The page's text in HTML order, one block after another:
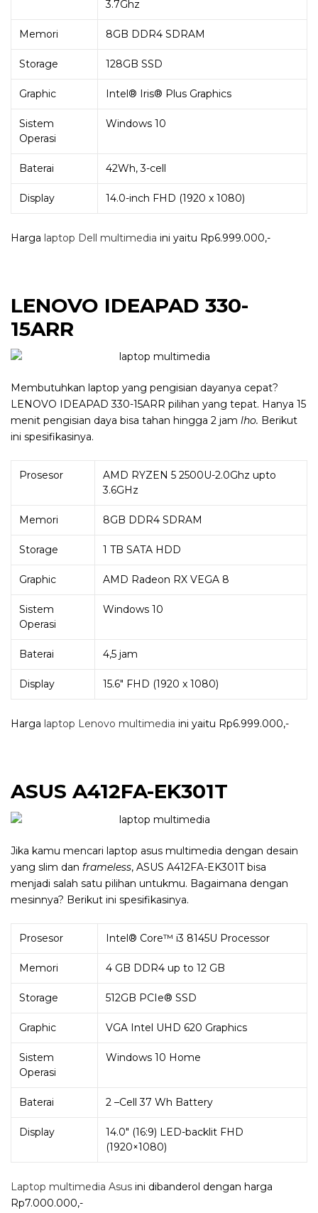
3.7Ghz
Memori 8GB DDR4 SDRAM
Storage 128GB SSD
Graphic Intel® Iris® Plus Graphics
Sistem
Operasi
Windows 10
Baterai 42Wh, 3-cell
Display 14.0-inch FHD (1920 x 1080)
Harga laptop Dell multimedia ini yaitu Rp6.999.000,-
LENOVO IDEAPAD 330-
15ARR
Membutuhkan laptop yang pengisian dayanya cepat?
LENOVO IDEAPAD 330-15ARR pilihan yang tepat. Hanya 15
menit pengisian daya bisa tahan hingga 2 jam lho. Berikut
ini spesifikasinya.
Prosesor
AMD RYZEN 5 2500U-2.0Ghz upto
3.6GHz
Memori 8GB DDR4 SDRAM
Storage 1 TB SATA HDD
Graphic AMD Radeon RX VEGA 8
Sistem
Operasi
Windows 10
Baterai 4,5 jam
Display 15.6″ FHD (1920 x 1080)
Harga laptop Lenovo multimedia ini yaitu Rp6.999.000,-
ASUS A412FA-EK301T
Jika kamu mencari laptop asus multimedia dengan desain
yang slim dan frameless, ASUS A412FA-EK301T bisa
menjadi salah satu pilihan untukmu. Bagaimana dengan
mesinnya? Berikut ini spesifikasinya.
Prosesor Intel® Core™ i3 8145U Processor
Memori 4 GB DDR4 up to 12 GB
Storage 512GB PCIe® SSD
Graphic VGA Intel UHD 620 Graphics
Sistem
Operasi
Windows 10 Home
Baterai 2 –Cell 37 Wh Battery
Display
14.0″ (16:9) LED-backlit FHD
(1920×1080)
Laptop multimedia Asus ini dibanderol dengan harga
Rp7.000.000,-